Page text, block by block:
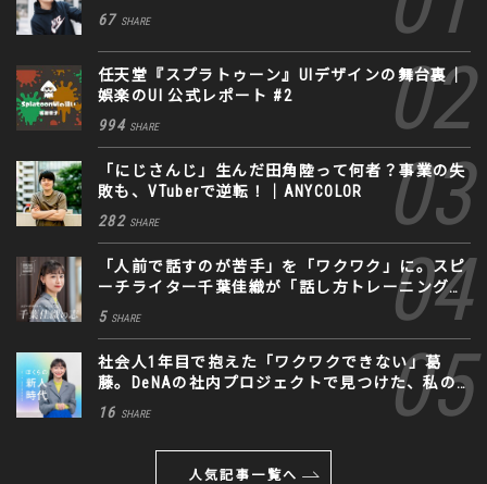
67 SHARE
任天堂『スプラトゥーン』UIデザインの舞台裏｜
娯楽のUI 公式レポート #2
994 SHARE
「にじさんじ」生んだ田角陸って何者？事業の失
敗も、VTuberで逆転！｜ANYCOLOR
282 SHARE
「人前で話すのが苦手」を「ワクワク」に。スピ
ーチライター千葉佳織が「話し方トレーニング」
に込めた思い
5 SHARE
社会人1年目で抱えた「ワクワクできない」葛
藤。DeNAの社内プロジェクトで見つけた、私の
生きる道
16 SHARE
人気記事一覧へ